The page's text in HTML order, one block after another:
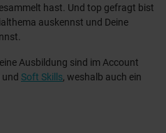
hast. Und top gefragt bist
auskennst und Deine
Ausbildung sind im Account
Soft Skills, weshalb auch ein